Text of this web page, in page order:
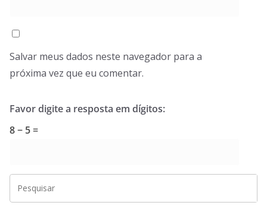
Salvar meus dados neste navegador para a
próxima vez que eu comentar.
Favor digite a resposta em dígitos:
8 − 5 =